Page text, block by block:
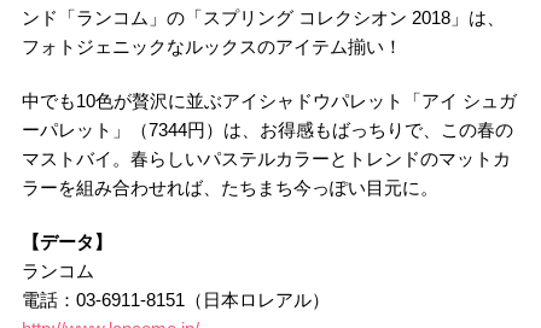
ンド「ランコム」の「スプリング コレクシオン 2018」は、
フォトジェニックなルックスのアイテム揃い！
中でも10色が贅沢に並ぶアイシャドウパレット「アイ シュガ
ーパレット」（7344円）は、お得感もばっちりで、この春の
マストバイ。春らしいパステルカラーとトレンドのマットカ
ラーを組み合わせれば、たちまち今っぽい目元に。
【データ】
ランコム
電話：03-6911-8151（日本ロレアル）